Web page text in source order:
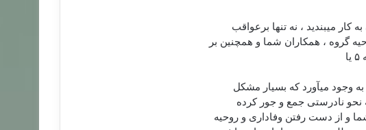
می‏بندید ، نه تنها برعواقب
گروه ، همكاران شما و همچنین بر
۵ یا
وجود می‏آورد كه بسیار مشكل
نحو نادرستی جمع و جور كرده
و از دست رفتن وفاداری و روحیه